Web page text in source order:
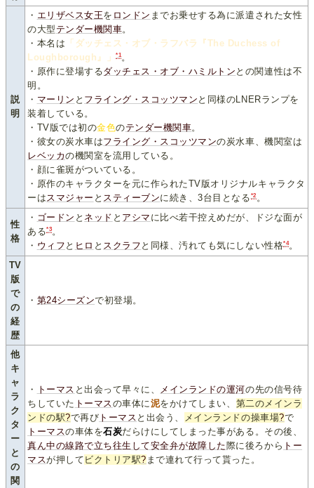
説
明
・ エリザベス女王を ロンドン までお乗せする為に派遣された女性
の大型 テンダー機関車。
・本名は 「ダッチェス・オブ・ラフバラ『The Duchess of
Loughborough』」*1。
・原作に登場するダッチェス・オブ・ハミルトン との関連性は不
明。
・ マーリン と フライング・スコッツマン と同様のLNERランプを
装着している。
・TV版では初の金色のテンダー機関車。
・彼女の炭水車はフライング・スコッツマンの炭水車、機関室は
レベッカの機関室を流用している。
・顔に雀斑がついている。
・原作のキャラクターを元に作られたTV版オリジナルキャラクタ
ーはスマジャー と スティーブンに続き、3台目となる*2。
性
格
・ ゴードン と ネッド と アシマ に比べ若干控えめだが、ドジな面が
ある*3 。
・ ウィフ と ヒロ と スクラフ と同様、汚れても気にしない性格*4。
TV
版
で
の
経
歴
・ 第24シーズンで初登場。
他
キ
ャ
ラ
ク
タ
ー
と
の
関
・ トーマス と出会って早々に、 メインランドの運河の先の信号待
ちしていた トーマス の車体に 泥をかけてしまい、 第二のメインラ
ンドの駅?で再び トーマス と出会う、 メインランドの操車場?で
トーマスの車体を石炭だらけにしてしまった事がある。その後、
真ん中の線路で立ち往生して安全弁が故障した際に後ろから トー
マスが押して ビクトリア駅? まで連れて行って貰った。